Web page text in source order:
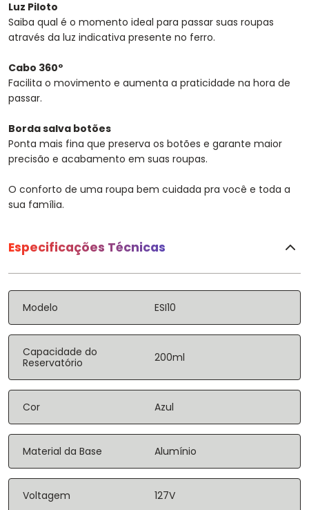
Luz Piloto
Saiba qual é o momento ideal para passar suas roupas
através da luz indicativa presente no ferro.
Cabo 360º
Facilita o movimento e aumenta a praticidade na hora de
passar.
Borda salva botões
Ponta mais fina que preserva os botões e garante maior
precisão e acabamento em suas roupas.
O conforto de uma roupa bem cuidada pra você e toda a
sua família.
Especificações Técnicas
Modelo ESI10
Capacidade do
Reservatório
200ml
Cor Azul
Material da Base Alumínio
Voltagem 127V